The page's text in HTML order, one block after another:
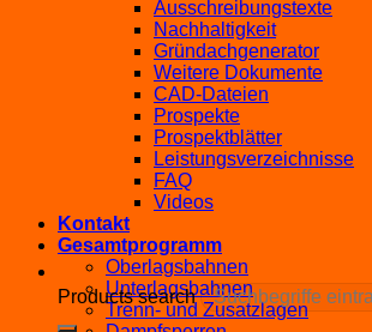
Products search
Ausschreibungstexte
Nachhaltigkeit
Gründachgenerator
Weitere Dokumente
CAD-Dateien
Prospekte
Prospektblätter
Leistungsverzeichnisse
FAQ
Videos
Kontakt
Gesamtprogramm
Oberlagsbahnen
Unterlagsbahnen
Trenn- und Zusatzlagen